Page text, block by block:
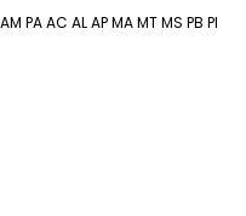
AM PAAC ALAPMAMTMS PB PI